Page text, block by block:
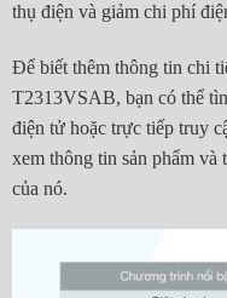
thụ điện và giảm chi phí
Để biết thêm thông tin chi
T2313VSAB, bạn có thể
điện tử hoặc trực tiếp truy
xem thông tin sản phẩm và
của nó.